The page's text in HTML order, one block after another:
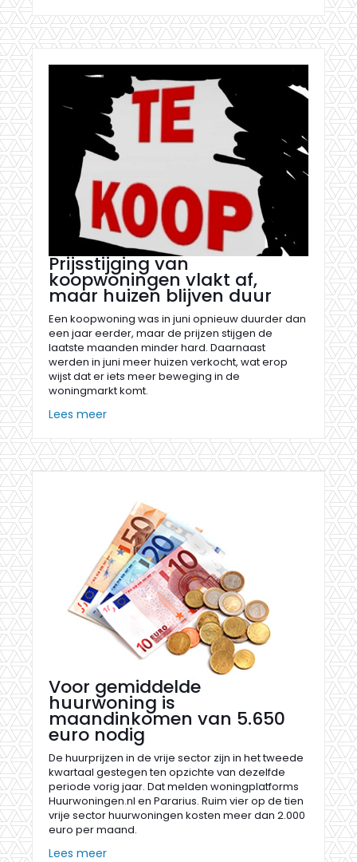
Prijsstijging van
koopwoningen vlakt af,
maar huizen blijven duur
Een koopwoning was in juni opnieuw duurder dan
een jaar eerder, maar de prijzen stijgen de
laatste maanden minder hard. Daarnaast
werden in juni meer huizen verkocht, wat erop
wijst dat er iets meer beweging in de
woningmarkt komt.
Lees meer
Voor gemiddelde
huurwoning is
maandinkomen van 5.650
euro nodig
De huurprijzen in de vrije sector zijn in het tweede
kwartaal gestegen ten opzichte van dezelfde
periode vorig jaar. Dat melden woningplatforms
Huurwoningen.nl en Pararius. Ruim vier op de tien
vrije sector huurwoningen kosten meer dan 2.000
euro per maand.
Lees meer